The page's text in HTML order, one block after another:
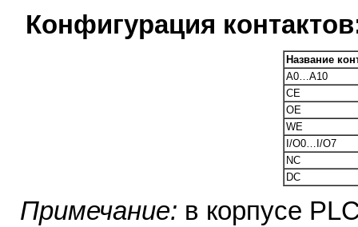
Конфигурация
Название
A0…A10
CE
OE
WE
I/O0…I/O7
NC
DC
Примечание: в корпусе